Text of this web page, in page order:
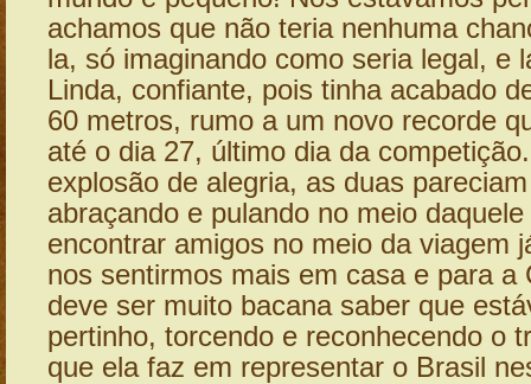
achamos que não teria nenhuma
la, só imaginando como seria legal, e
Linda, confiante, pois tinha acabado
60 metros, rumo a um novo recorde
até o dia 27, último dia da
explosão de alegria, as duas
abraçando e pulando no meio
encontrar amigos no meio da viagem
nos sentirmos mais em casa e para a
deve ser muito bacana saber que
pertinho, torcendo e reconhecendo o
que ela faz em representar o Brasil